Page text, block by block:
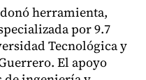
herramienta,
por 9.7
Tecnológica y
El apoyo